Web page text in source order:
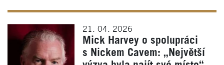
21. 04. 2026
Mick Harvey o spolupráci
s Nickem Cavem: „Největší